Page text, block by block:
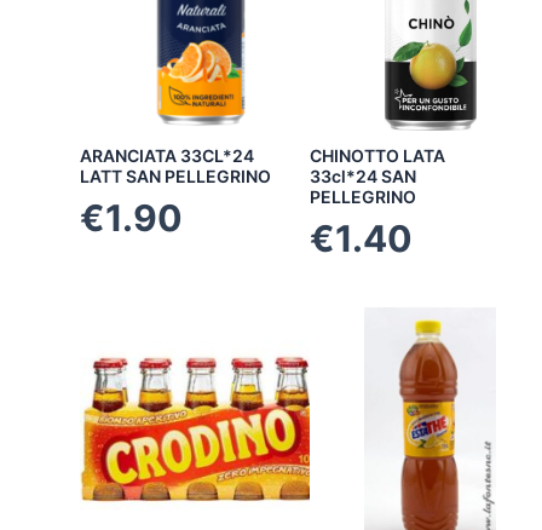
ARANCIATA 33CL*24
LATT SAN PELLEGRINO
€1.90
CHINOTTO LATA
33cl*24 SAN
PELLEGRINO
€1.40